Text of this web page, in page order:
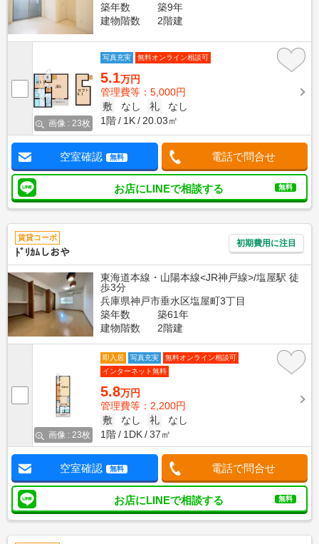
築年数
築9年
建物階数
2階建
画像 : 23枚
写真充実 無料オンライン相談可
5.1万円
管理費等：5,000円
敷
なし 礼
なし
1階
1K 20.03㎡
空室確認 無料 電話で問合せ
お店にLINEで相談する 無料
賃貸コーポ
ﾄﾞﾘｶﾑしおや
初期費用に注目
東海道本線・山陽本線<JR神戸線>/塩屋駅 徒
歩3分
兵庫県神戸市垂水区塩屋町3丁目
築年数
築61年
建物階数
2階建
画像 : 23枚
即入居 写真充実
無料オンライン相談可
インターネット無料
5.8万円
管理費等：2,200円
敷
なし 礼
なし
1階
1DK 37㎡
空室確認 無料 電話で問合せ
お店にLINEで相談する 無料